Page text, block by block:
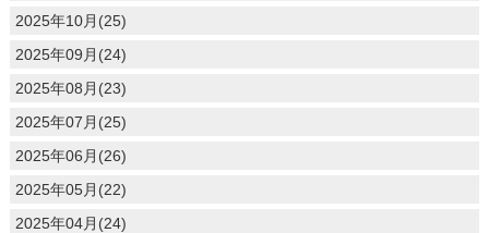
2025年10月(25)
2025年09月(24)
2025年08月(23)
2025年07月(25)
2025年06月(26)
2025年05月(22)
2025年04月(24)